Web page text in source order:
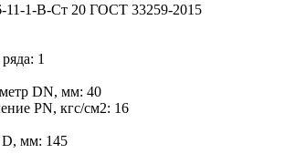
11-1-В-Ст 20 ГОСТ 33259-2015
1
DN, мм: 40
PN, кгс/см2: 16
мм: 145